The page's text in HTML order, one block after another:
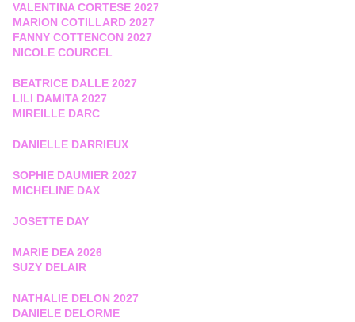
VALENTINA CORTESE 2027
MARION COTILLARD 2027
FANNY COTTENCON 2027
NICOLE COURCEL
BEATRICE DALLE 2027
LILI DAMITA 2027
MIREILLE DARC
DANIELLE DARRIEUX
SOPHIE DAUMIER 2027
MICHELINE DAX
JOSETTE DAY
MARIE DEA 2026
SUZY DELAIR
NATHALIE DELON 2027
DANIELE DELORME